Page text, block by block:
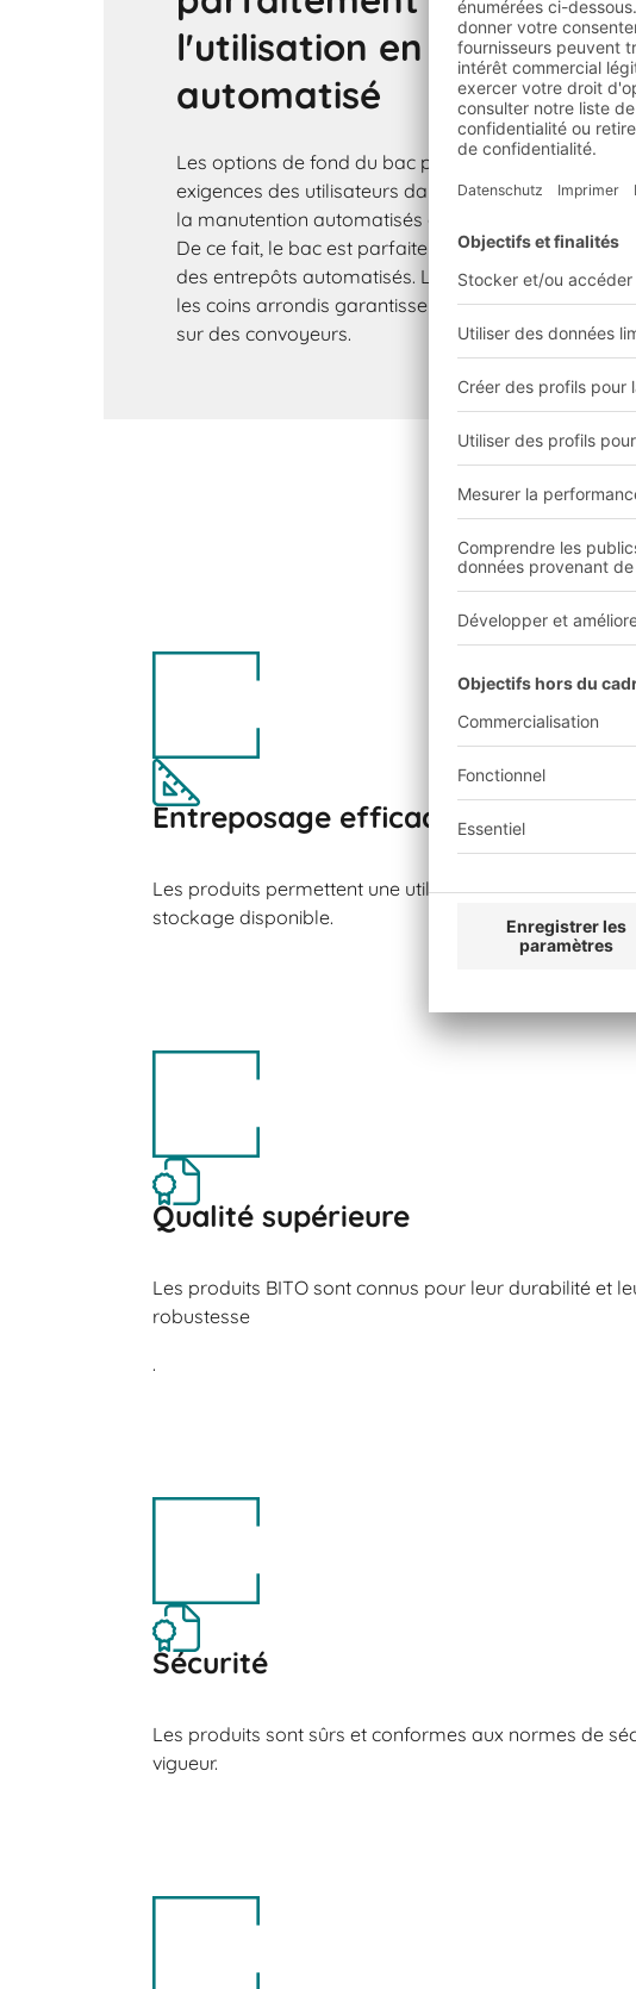
l'utilisation en magasin
automatisé
Les options de fond du bac pliable répondent à
exigences des utilisateurs dans les domaines du
la manutention automatisés ou dans les entrepôts à
De ce fait, le bac est parfaitement adapté à une
des entrepôts automatisés. Les bords en longueur
les coins arrondis garantissent un déplacement
sur des convoyeurs.
Entreposage efficace
Les produits permettent une utilisation optimale de
stockage disponible.
Qualité supérieure
Les produits BITO sont connus pour leur durabilité et
robustesse
.
Sécurité
Les produits sont sûrs et conformes aux normes de
vigueur.